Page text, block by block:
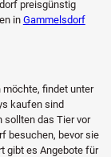
preisgünstig
in Gammelsdorf
findet unter
kaufen sind
sollten das Tier vor
besuchen, bevor sie
gibt es Angebote für